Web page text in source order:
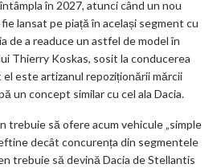
în 2027, atunci când un nou
lansat pe piață în același segment cu
de a readuce un astfel de model în
Thierry Koskas, sosit la conducerea
este artizanul repoziționării mărcii
un concept similar cu cel ala Dacia.
trebuie să ofere acum vehicule „simple
decât concurența din segmentele
trebuie să devină Dacia de Stellantis